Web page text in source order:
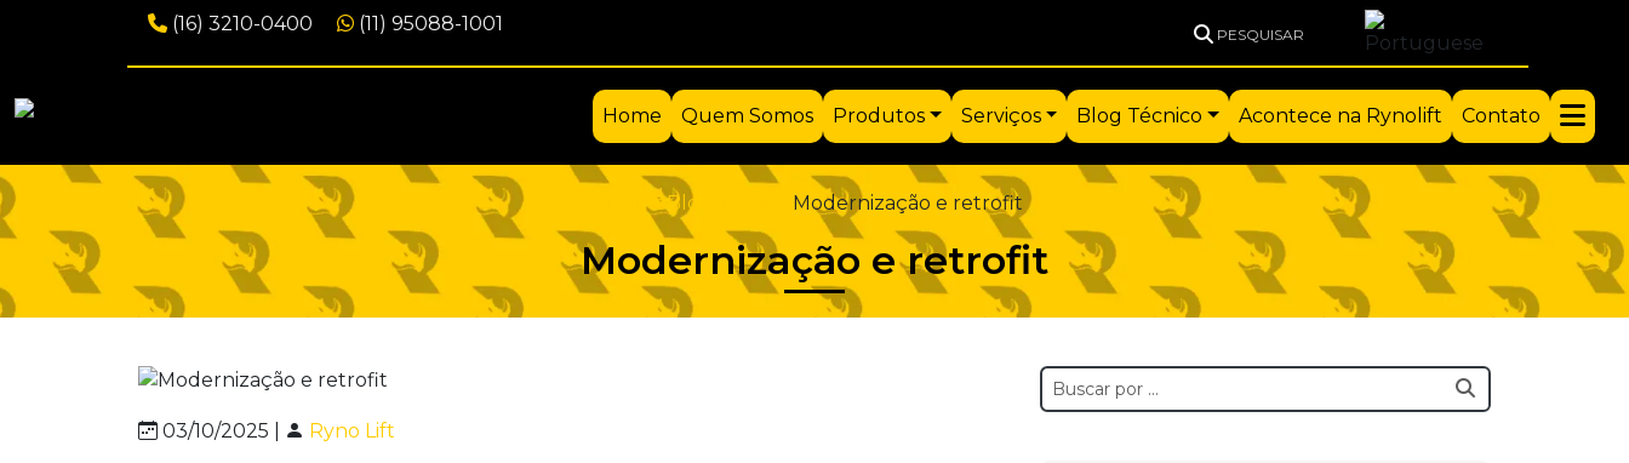
(16) 3210-0400 (11) 95088-1001 PESQUISAR
Home Quem Somos Produtos Serviços Blog Técnico Acontece na Rynolift Contato
HomeBlog Técnico Modernização e retrofit
Modernização e retrofit
03/10/2025 | Ryno Lift